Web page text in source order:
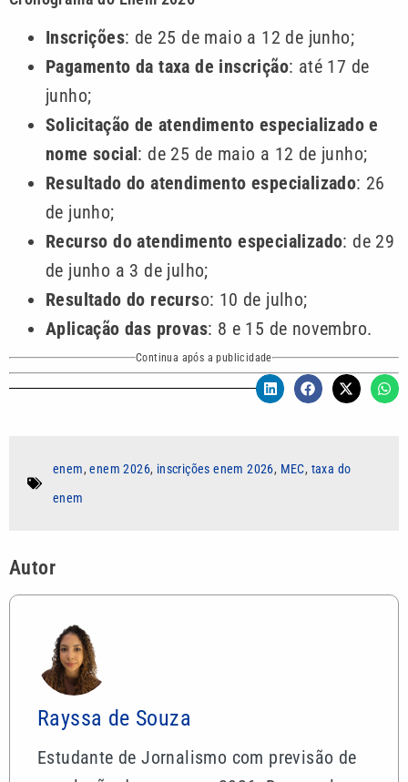
Inscrições: de 25 de maio a 12 de junho;
Pagamento da taxa de inscrição: até 17 de
junho;
Solicitação de atendimento especializado e
nome social : de 25 de maio a 12 de junho;
Resultado do atendimento especializado: 26
de junho;
Recurso do atendimento especializado: de 29
de junho a 3 de julho;
Resultado do recurso: 10 de julho;
Aplicação das provas: 8 e 15 de novembro.
Continua após a publicidade
enem,enem 2026, inscrições enem 2026, MEC, taxa do
enem
Autor
Rayssa de Souza
Estudante de Jornalismo com previsão de